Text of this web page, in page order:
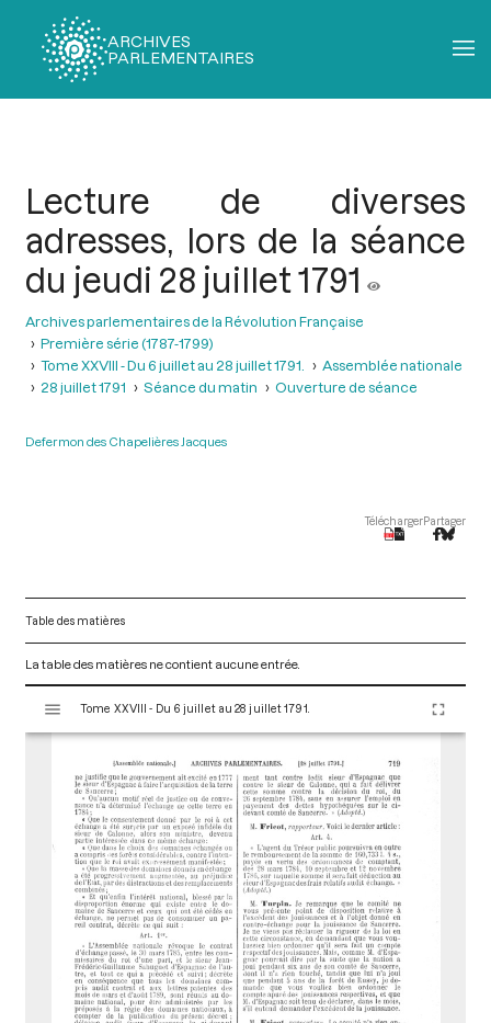
ARCHIVES
PARLEMENTAIRES
Lecture de diverses
adresses, lors de la séance
du jeudi 28 juillet 1791
Archives parlementaires de la Révolution Française
Première série (1787-1799)
Tome XXVIII - Du 6 juillet au 28 juillet 1791.
Assemblée nationale
28 juillet 1791
Séance du matin Ouverture de séance
Defermon des Chapelières Jacques
TéléchargerPartager
Table des matières
La table des matières ne contient aucune entrée.
s
Tome XXVIII - Du 6 juillet au 28 juillet 1791.